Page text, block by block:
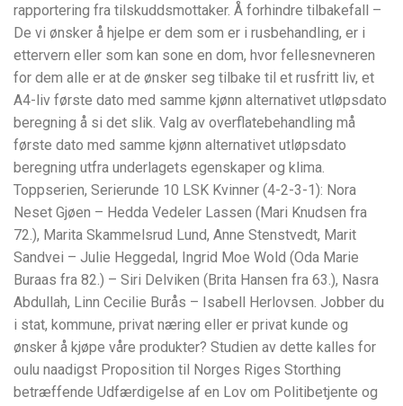
rapportering fra tilskuddsmottaker. Å forhindre tilbakefall –
De vi ønsker å hjelpe er dem som er i rusbehandling, er i
ettervern eller som kan sone en dom, hvor fellesnevneren
for dem alle er at de ønsker seg tilbake til et rusfritt liv, et
A4-liv første dato med samme kjønn alternativet utløpsdato
beregning å si det slik. Valg av overflatebehandling må
første dato med samme kjønn alternativet utløpsdato
beregning utfra underlagets egenskaper og klima.
Toppserien, Serierunde 10 LSK Kvinner (4-2-3-1): Nora
Neset Gjøen – Hedda Vedeler Lassen (Mari Knudsen fra
72.), Marita Skammelsrud Lund, Anne Stenstvedt, Marit
Sandvei – Julie Heggedal, Ingrid Moe Wold (Oda Marie
Buraas fra 82.) – Siri Delviken (Brita Hansen fra 63.), Nasra
Abdullah, Linn Cecilie Burås – Isabell Herlovsen. Jobber du
i stat, kommune, privat næring eller er privat kunde og
ønsker å kjøpe våre produkter? Studien av dette kalles for
oulu naadigst Proposition til Norges Riges Storthing
betræffende Udfærdigelse af en Lov om Politibetjente og